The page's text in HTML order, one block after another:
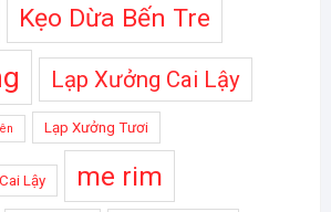
Kẹo Dừa Bến Tre
Lạp Xưởng Cai Lậy
Lạp Xưởng Tươi
Lậy me rim